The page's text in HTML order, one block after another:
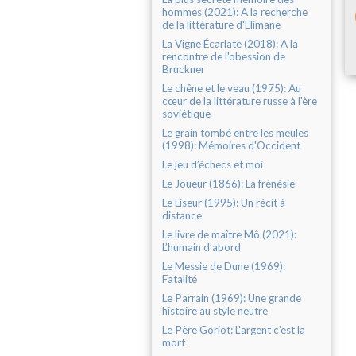
hommes (2021): A la recherche
de la littérature d'Elimane
La Vigne Écarlate (2018): A la
rencontre de l'obession de
Bruckner
Le chêne et le veau (1975): Au
cœur de la littérature russe à l'ère
soviétique
Le grain tombé entre les meules
(1998): Mémoires d'Occident
Le jeu d’échecs et moi
Le Joueur (1866): La frénésie
Le Liseur (1995): Un récit à
distance
Le livre de maître Mô (2021):
L’humain d’abord
Le Messie de Dune (1969):
Fatalité
Le Parrain (1969): Une grande
histoire au style neutre
Le Père Goriot: L'argent c'est la
mort